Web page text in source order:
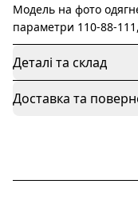
Модель на фото
параметри 110-88-
Деталі та склад
Доставка та